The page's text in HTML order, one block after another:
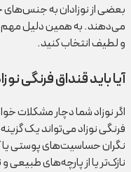
بعضی از نوزادان به
می‌دهند. به همین دلیل مهم
و لطیف انتخاب کنید.
آیا باید قنداق فرنگی
اگر نوزاد شما دچار مشکلات
فرنگی نوزاد می‌تواند یک گزینه
نگران حساسیت‌های پوستی یا
نازک‌تر یا از پارچه‌های طبیعی